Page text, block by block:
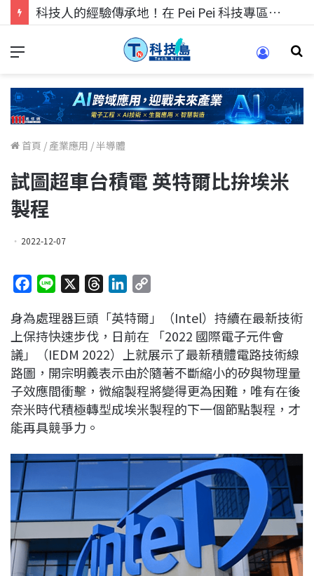
科技人的經驗傳承地！在 Pei Pei 科技專區，與學弟妹交流最硬核的技術
首頁 / 產業應用 /半導體
試圖超車台積電 英特爾比拚埃米
製程
2022-12-07
c
e
o
o
k
n
e
r
e
a
d
s
n
k
e
d
I
n
p
L
i
n
k
身為處理器巨頭「英特爾」（Intel）持續在最新技術
上保持快速步伐，日前在 「2022 國際電子元件會
議」（IEDM 2022）上就展示了最新積體電路技術線
路圖，開宗明義表示由於隨著不斷縮小的矽與物理量
子效應間衝擊，微縮製程將變得更為困難，唯有在後
奈米時代積極轉型成埃米製程的下一個節點製程，才
能再具競爭力。